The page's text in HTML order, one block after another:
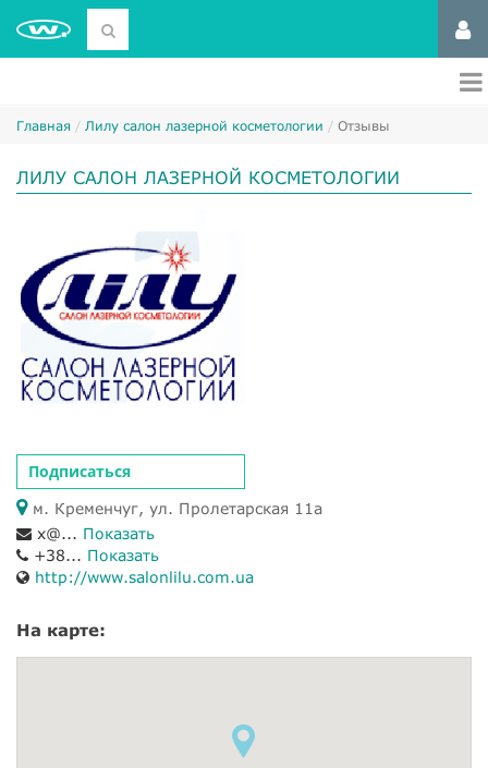
Главная Лилу салон лазерной косметологии Отзывы
ЛИЛУ САЛОН ЛАЗЕРНОЙ КОСМЕТОЛОГИИ
Подписаться
м. Кременчуг, ул. Пролетарская 11а
x@... Показать
+38... Показать
http://www.salonlilu.com.ua
На карте: